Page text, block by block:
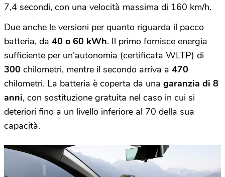
7,4 secondi, con una velocità massima di 160 km/h.
Due anche le versioni per quanto riguarda il pacco
batteria, da 40 o 60 kWh. Il primo fornisce energia
sufficiente per un’autonomia (certificata WLTP) di
300 chilometri, mentre il secondo arriva a 470
chilometri. La batteria è coperta da una garanzia di 8
anni, con sostituzione gratuita nel caso in cui si
deteriori fino a un livello inferiore al 70 della sua
capacità.